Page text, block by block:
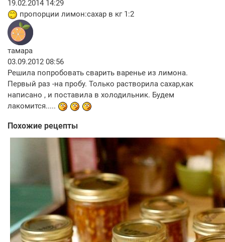
19.02.2014 14:29
пропорции лимон:сахар в кг 1:2
тамара
03.09.2012 08:56
Решила попробовать сварить варенье из лимона.
Первый раз -на пробу. Только растворила сахар,как
написано , и поставила в холодильник. Будем
лакомится.....
Похожие рецепты